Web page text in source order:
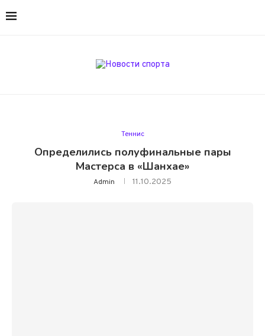
Теннис
Определились полуфинальные пары
Мастерса в «Шанхае»
Admin 11.10.2025